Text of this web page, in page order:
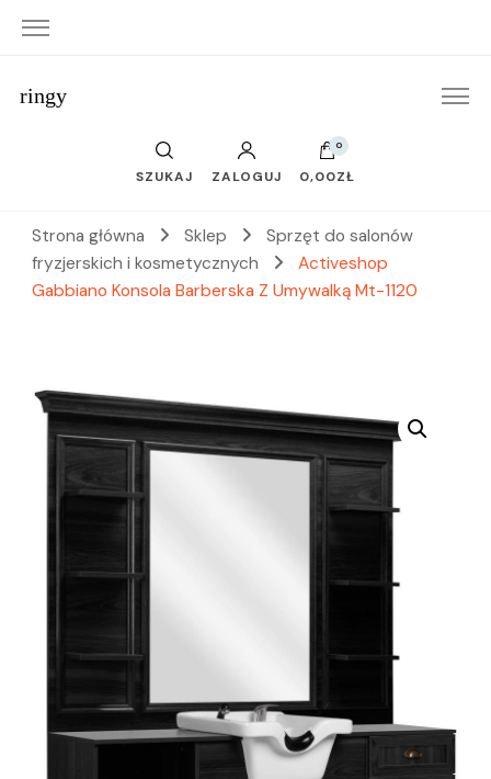
ringy
SZUKAJ ZALOGUJ
0
0,00ZŁ
Strona główna Sklep
Sprzęt do salonów
fryzjerskich i kosmetycznych
Activeshop
Gabbiano Konsola Barberska Z Umywalką Mt-1120